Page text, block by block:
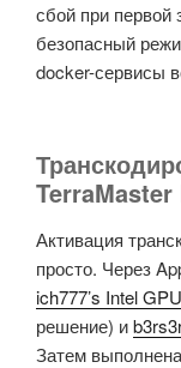
сбой при первой
безопасный
docker-сервисы
TerraMaster
Активация
просто. Через
ich777’s Intel
решение) и
Затем